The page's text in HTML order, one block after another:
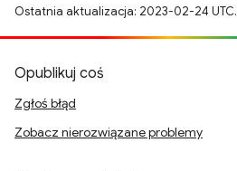
Ostatnia aktualizacja: 2023-02-24 UTC.
Opublikuj coś
Zgłoś błąd
Zobacz nierozwiązane problemy